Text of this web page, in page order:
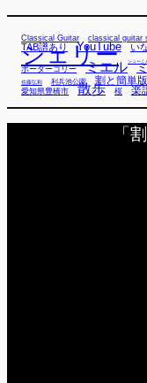
Classical Guitar classical guitar
TAB譜あり YouTube い
シェリー シューくん
ボーダーコリー ミエル
佐藤弘和 利兵池公園 割と簡単版
愛知県豊橋市 散歩 桜 楽
「